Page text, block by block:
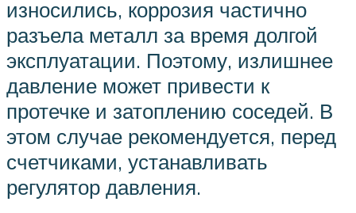
износились, коррозия частично
разъела металл за время долгой
эксплуатации. Поэтому, излишнее
давление может привести к
протечке и затоплению соседей. В
этом случае рекомендуется, перед
счетчиками, устанавливать
регулятор давления.